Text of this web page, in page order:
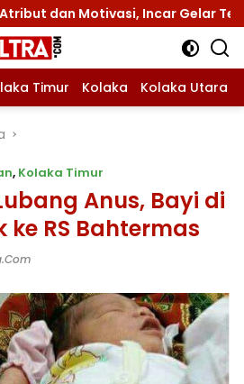
Incar Gelar Terbaik di Sultra
Timur Kolaka Kolaka Utara
, Kolaka Timur
Anus, Bayi di
ke RS Bahtermas